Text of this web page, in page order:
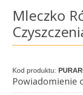
Mleczko
Kod produktu:
Powiadomienie